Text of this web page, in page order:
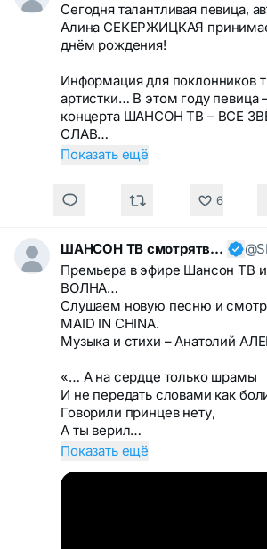
Сегодня талантливая певица,
Алина СЕКЕРЖИЦКАЯ
днём рождения!
Информация для поклонников
артистки… В этом году певица
концерта ШАНСОН ТВ – ВСЕ
СЛАВ…
Показать ещё
6
ШАНСОН ТВ смотрятвсешансонтв
Премьера в эфире Шансон ТВ
ВОЛНА…
Слушаем новую песню и
MAID IN CHINA.
Музыка и стихи – Анатолий
«… А на сердце только шрамы
И не передать словами как
Говорили принцев нету,
А ты верил…
Показать ещё